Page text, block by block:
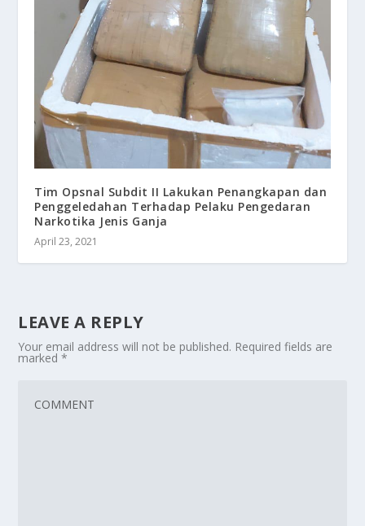
Tim Opsnal Subdit II Lakukan Penangkapan dan
Penggeledahan Terhadap Pelaku Pengedaran
Narkotika Jenis Ganja
April 23, 2021
LEAVE A REPLY
Your email address will not be published. Required fields are
marked*